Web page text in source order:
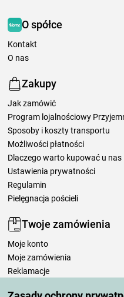
O spółce
Kontakt
O nas
Zakupy
Jak zamówić
Program lojalnościowy
Sposoby i koszty transportu
Możliwości płatności
Dlaczego warto kupować u nas
Ustawienia prywatności
Regulamin
Pielęgnacja pościeli
Twoje zamówienia
Moje konto
Moje zamówienia
Reklamacje